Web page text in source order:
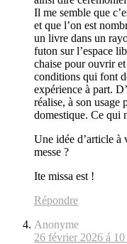
Il me semble que
et que l’on est
un livre dans un
futon sur l’espace
chaise pour ouvrir
conditions qui font
expérience à part.
réalise, à son usage
domestique. Ce qui
Une idée d’article
messe ?
Ite missa est !
Répondre
Anonyme
26 février 2026 á